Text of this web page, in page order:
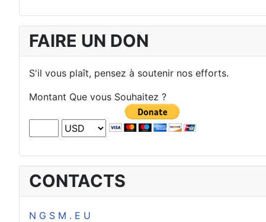
FAIRE UN DON
S'il vous plaît, pensez à soutenir nos efforts.
Montant Que vous Souhaitez ?
CONTACTS
N G S M . E U